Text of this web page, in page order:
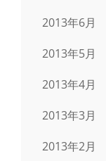
2013年6月
2013年5月
2013年4月
2013年3月
2013年2月